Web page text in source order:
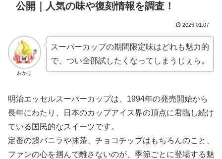
公開｜人気の味や復刻情報を調査！
2026.01.07
おかじ
スーパーカップの期間限定味はどれも魅力的
で、つい全部試したくなってしまうじぇら。
明治エッセルスーパーカップは、1994年の発売開始から
長年にわたり、日本のカップアイス界の頂点に君臨し続け
ている国民的なスイーツです。
定番の超バニラや抹茶、チョコチップはもちろんのこと、
ファンの心を掴んで離さないのが、季節ごとに登場する魅